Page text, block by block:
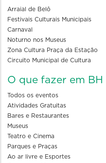
Arraial de Belô
Festivais Culturais Municipais
Carnaval
Noturno nos Museus
Zona Cultura Praça da Estação
Circuito Municipal de Cultura
O que fazer em BH
Todos os eventos
Atividades Gratuitas
Bares e Restaurantes
Museus
Teatro e Cinema
Parques e Praças
Ao ar livre e Esportes